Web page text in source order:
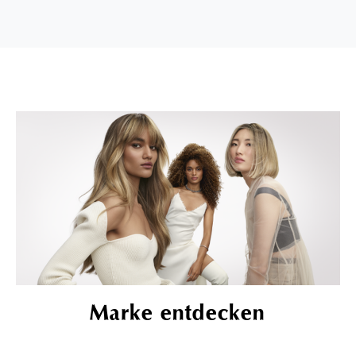
Marke entdecken